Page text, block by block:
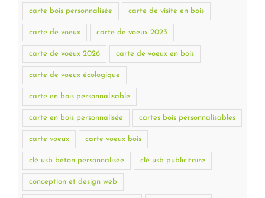
carte bois personnalisée carte de visite en bois
carte de voeux carte de voeux 2023
carte de voeux 2026 carte de voeux en bois
carte de voeux écologique
carte en bois personnalisable
carte en bois personnalisée cartes bois personnalisables
carte voeux carte voeux bois
clé usb béton personnalisée clé usb publicitaire
conception et design web